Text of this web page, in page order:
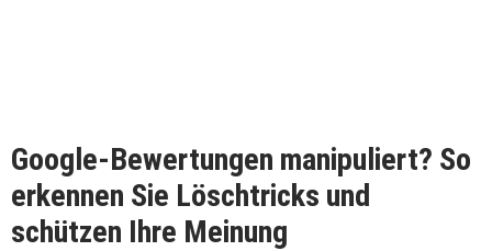
Google-Bewertungen manipuliert? So
erkennen Sie Löschtricks und
schützen Ihre Meinung